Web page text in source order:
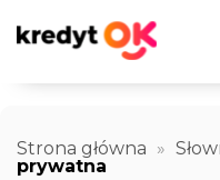
Strona główna »
prywatna